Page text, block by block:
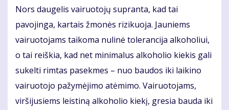
Nors daugelis vairuotojų supranta, kad tai
pavojinga, kartais žmonės rizikuoja. Jauniems
vairuotojams taikoma nulinė tolerancija alkoholiui,
o tai reiškia, kad net minimalus alkoholio kiekis gali
sukelti rimtas pasekmes – nuo baudos iki laikino
vairuotojo pažymėjimo atėmimo. Vairuotojams,
viršijusiems leistiną alkoholio kiekį, gresia bauda iki